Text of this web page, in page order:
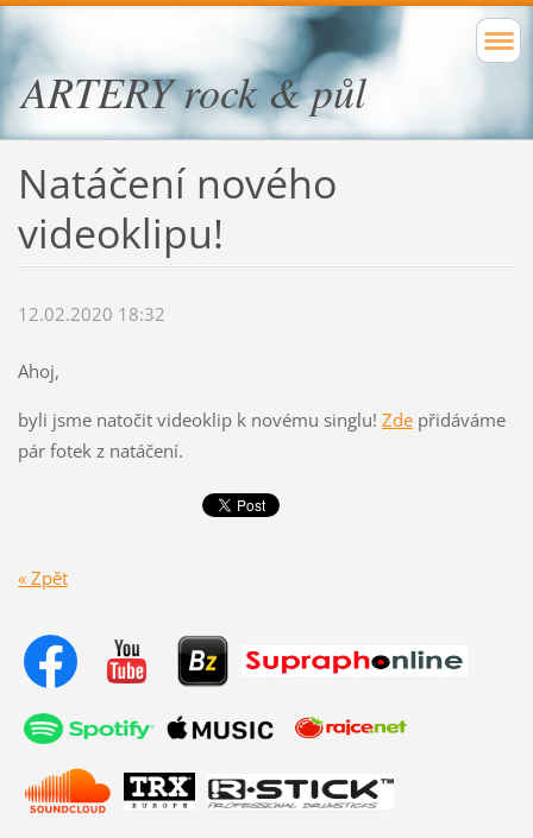
ARTERY rock & půl
Natáčení nového
videoklipu!
12.02.2020 18:32
Ahoj,
byli jsme natočit videoklip k novému singlu! Zdepřidáváme
pár fotek z natáčení.
« Zpět